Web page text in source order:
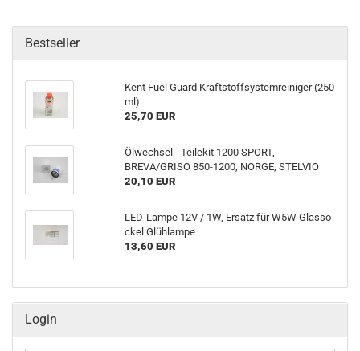
Bestseller
Kent Fuel Guard Kraft­stoff­sys­tem­rei­ni­ger (250
ml)
25,70 EUR
Öl­wech­sel - Tei­le­kit 1200 SPORT,
BREVA/GRISO 850-​1200, NORGE, STEL­VIO
20,10 EUR
LED-​Lampe 12V / 1W, Er­satz für W5W Glas­so­
ckel Glüh­lam­pe
13,60 EUR
Login